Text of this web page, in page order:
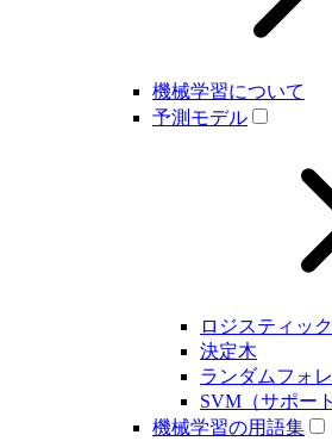
機械学習について
予測モデル
ロジスティッ
決定木
ランダムフォ
SVM（サポー
機械学習の用語集